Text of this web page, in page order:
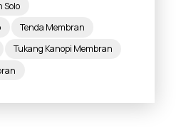
Solo
Tenda Membran
Tukang Kanopi Membran